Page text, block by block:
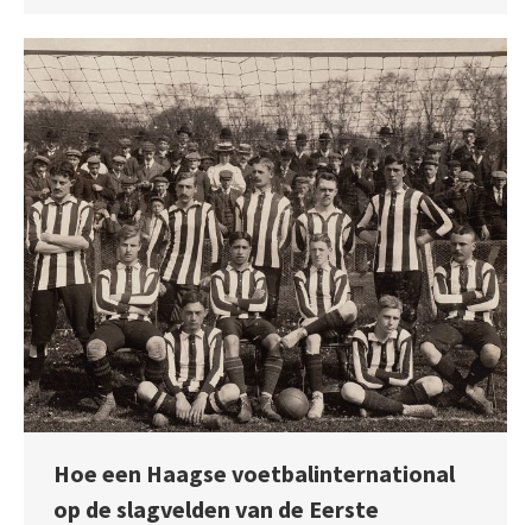
Hoe een Haagse voetbalinternational
op de slagvelden van de Eerste